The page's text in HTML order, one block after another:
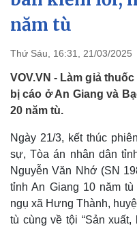
Tổ chức nhân sự
Quốc hội
năm tù
Thứ Sáu, 16:31, 21/03/2025
VOV.VN - Làm giả
bị cáo ở An Giang và
20 năm tù.
Ngày 21/3, kết thúc
sự, Tòa án nhân dân
Nguyễn Văn Nhớ (SN
tỉnh An Giang 10 năm
ngụ xã Hưng Thành,
tù cùng về tội “Sản